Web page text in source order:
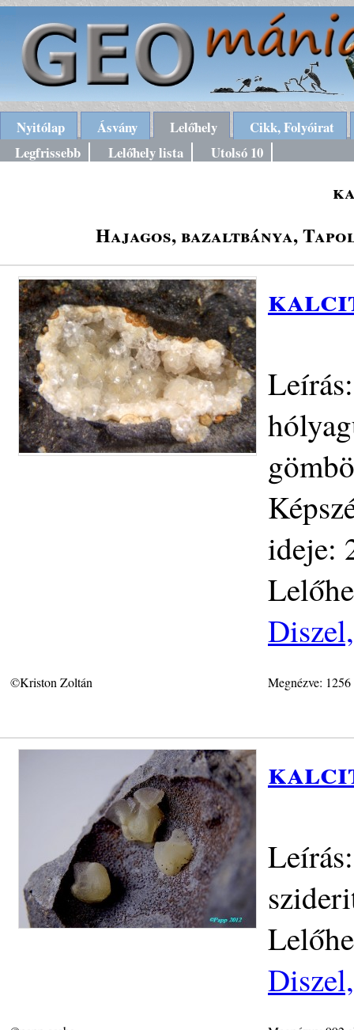
Nyitólap Ásvány Lelőhely
Cikk, Folyóirat
Legfrissebb
Lelőhely lista Utolsó 10
Hajagos, bazaltbánya,
ideje:
©Kriston Zoltán Megnézve: